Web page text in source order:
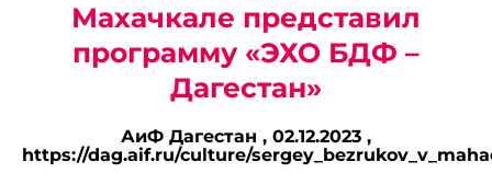
Махачкале представил
программу «ЭХО БДФ –
Дагестан»
АиФ Дагестан , 02.12.2023 ,
https://dag.aif.ru/culture/